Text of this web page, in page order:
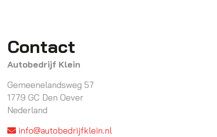
Contact
Autobedrijf Klein
Gemeenelandsweg 57
1779 GC Den Oever
Nederland
info@autobedrijfklein.nl